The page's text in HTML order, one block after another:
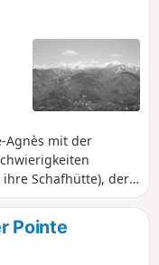
Agnès mit der
Schafhütte), der
der Mont Ours (und
eines
auf die Küste, den
Pointe